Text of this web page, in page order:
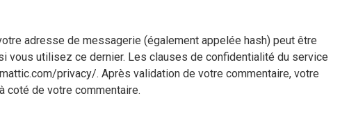
adresse de messagerie (également appelée hash) peut être
vous utilisez ce dernier. Les clauses de confidentialité du service
privacy/. Après validation de votre commentaire, votre
coté de votre commentaire.